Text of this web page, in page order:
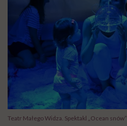
Teatr Małego Widza. Spektakl „Ocean snów”